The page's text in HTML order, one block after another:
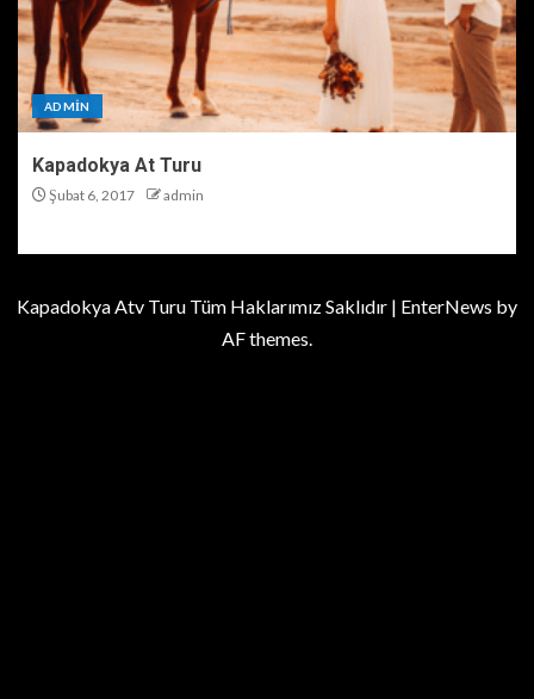
ADMIN
Kapadokya At Turu
Şubat 6, 2017 admin
Kapadokya Atv Turu Tüm Haklarımız Saklıdır | EnterNews by
AF themes.